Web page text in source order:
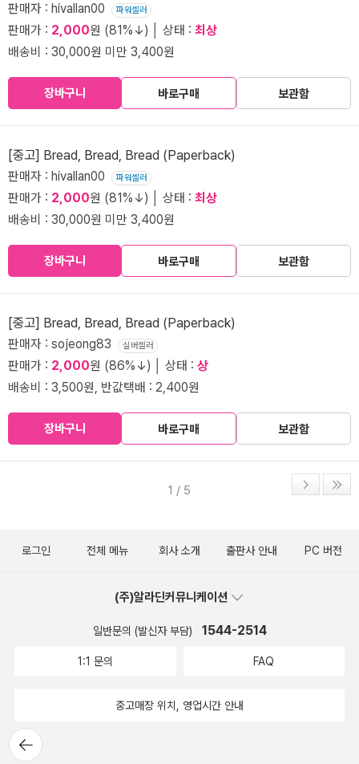
판매자 : hivallan00 파워셀러
판매가 : 2,000원 (81%↓) │ 상태 : 최상
배송비 : 30,000원 미만 3,400원
장바구니 바로구매 보관함
[중고] Bread, Bread, Bread (Paperback)
판매자 : hivallan00 파워셀러
판매가 : 2,000원 (81%↓) │ 상태 : 최상
배송비 : 30,000원 미만 3,400원
장바구니 바로구매 보관함
[중고] Bread, Bread, Bread (Paperback)
판매자 : sojeong83 실버셀러
판매가 : 2,000원 (86%↓) │ 상태 : 상
배송비 : 3,500원, 반값택배 : 2,400원
장바구니 바로구매 보관함
1 / 5
뒤로가
기
로그인 전체 메뉴 회사 소개 출판사 안내 PC 버전
(주)알라딘커뮤니케이션
일반문의 (발신자 부담) 1544-2514
1:1 문의 FAQ
중고매장 위치, 영업시간 안내